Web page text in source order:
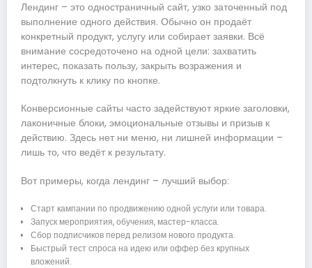
Лендинг – это одностраничный сайт, узко заточенный под
выполнение одного действия. Обычно он продаёт
конкретный продукт, услугу или собирает заявки. Всё
внимание сосредоточено на одной цели: захватить
интерес, показать пользу, закрыть возражения и
подтолкнуть к клику по кнопке.
Конверсионные сайты часто задействуют яркие заголовки,
лаконичные блоки, эмоциональные отзывы и призыв к
действию. Здесь нет ни меню, ни лишней информации –
лишь то, что ведёт к результату.
Вот примеры, когда лендинг – лучший выбор:
Старт кампании по продвижению одной услуги или товара.
Запуск мероприятия, обучения, мастер-класса.
Сбор подписчиков перед релизом нового продукта.
Быстрый тест спроса на идею или оффер без крупных
вложений.